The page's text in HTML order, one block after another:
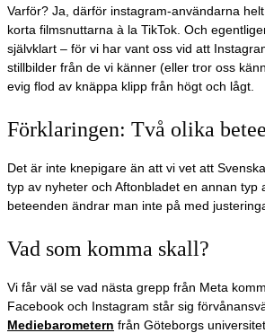
Varför? Ja, därför instagram-användarna
korta filmsnuttarna à la TikTok. Och
självklart – för vi har vant oss vid att
stillbilder från de vi känner (eller tror oss
evig flod av knäppa klipp från högt och lågt.
Förklaringen: Två olika
Det är inte knepigare än att vi vet att
typ av nyheter och Aftonbladet en annan
beteenden ändrar man inte på med
Vad som komma skall?
Vi får väl se vad nästa grepp från Meta
Facebook och Instagram står sig
Mediebarometern från Göteborgs